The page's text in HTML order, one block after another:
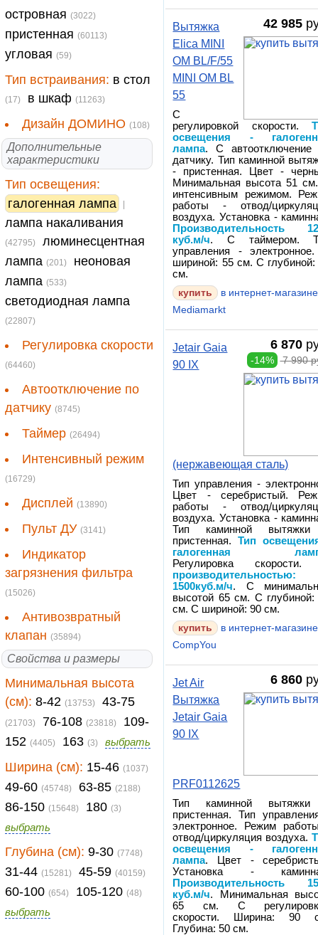
островная (3022)
пристенная (60113)
угловая (59)
Тип встраивания: в стол
(17) в шкаф (11263)
Дизайн ДОМИНО (108)
Дополнительные
характеристики
Тип освещения:
галогенная лампа
лампа накаливания
(42795)
люминесцентная
лампа (201)
неоновая
лампа (533)
светодиодная лампа
(22807)
Регулировка скорости
(64460)
Автоотключение по
датчику (8745)
Таймер (26494)
Интенсивный режим
(16729)
Дисплей (13890)
Пульт ДУ (3141)
Индикатор
загрязнения фильтра
(15026)
Антивозвратный
клапан (35894)
Свойства и размеры
Минимальная высота
(см): 8-42 (13753) 43-75
(21703) 76-108 (23818)
109-
152 (4405) 163 (3) выбрать
Ширина (см): 15-46 (1037)
49-60 (45748) 63-85 (2188)
86-150 (15648) 180 (3)
выбрать
Глубина (см): 9-30 (7748)
31-44 (15281) 45-59 (40159)
60-100 (654) 105-120 (48)
выбрать
42 985
Вытяжка
Elica MINI
OM BL/F/55
MINI OM BL
55
С
регулировкой скорости.
освещения -
лампа. С автоотключение
датчику. Тип каминной
- пристенная. Цвет -
Минимальная высота 51
интенсивным режимом.
работы - отвод/
воздуха. Установка -
Производительность
куб.м/ч. С таймером.
управления -
шириной: 55 см. С глубиной:
см.
в интернет-магазине
Mediamarkt
6 870
-14% 7 990
Jetair Gaia
90 IX
(нержавеющая сталь)
Тип управления -
Цвет - серебристый.
работы - отвод/
воздуха. Установка -
Тип каминной
пристенная.Тип
галогенная
Регулировка
производительностью:
1500куб.м/ч. С
высотой 65 см. С глубиной:
см. С шириной: 90 см.
в интернет-магазине
CompYou
6 860
Jet Air
Вытяжка
Jetair Gaia
90 IX
PRF0112625
Тип каминной
пристенная. Тип
электронное. Режим
отвод/циркуляция воздуха.
освещения -
лампа. Цвет -
Установка -
Производительность
куб.м/ч. Минимальная
65 см. С
скорости. Ширина: 90
Глубина: 50 см.